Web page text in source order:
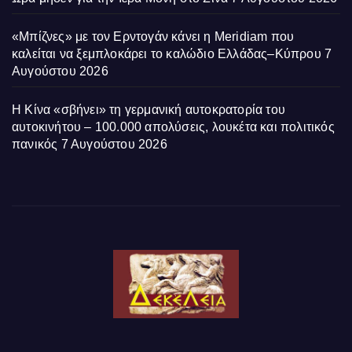
«Μπίζνες» με τον Ερντογάν κάνει η Meridiam που
καλείται να ξεμπλοκάρει το καλώδιο Ελλάδας–Κύπρου 7
Αυγούστου 2026
Η Κίνα «σβήνει» τη γερμανική αυτοκρατορία του
αυτοκινήτου – 100.000 απολύσεις, λουκέτα και πολιτικός
πανικός 7 Αυγούστου 2026